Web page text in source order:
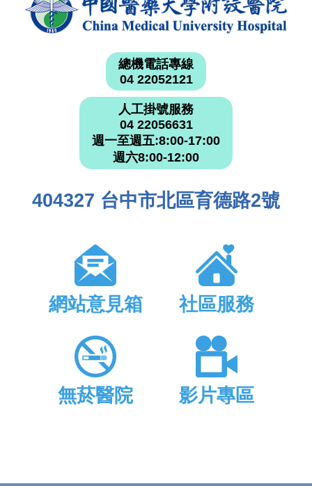
總機電話專線
04 22052121
人工掛號服務
04 22056631
週一至週五:8:00-17:00
週六8:00-12:00
404327 台中市北區育德路2號
網站意見箱 社區服務
無菸醫院 影片專區